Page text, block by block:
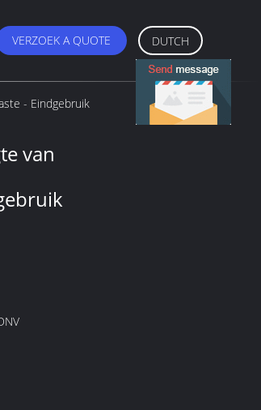
VERZOEK A QUOTE DUTCH
- Eindgebruik
van